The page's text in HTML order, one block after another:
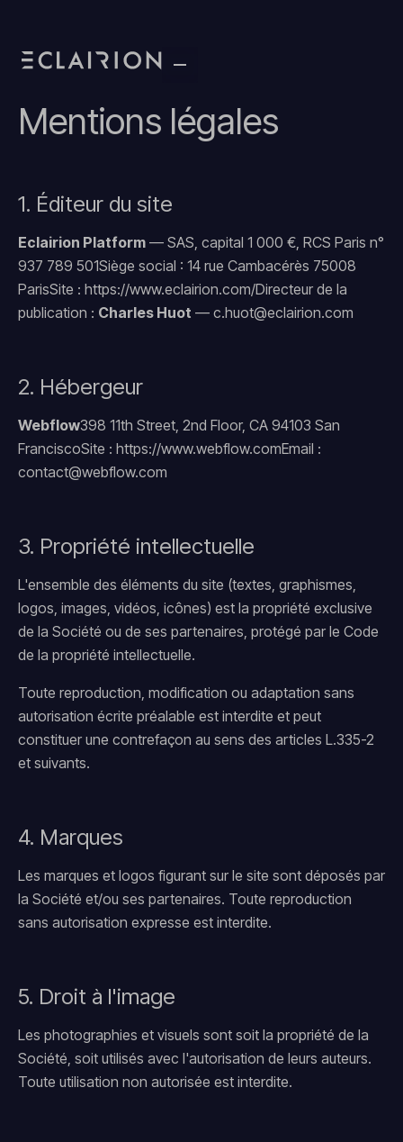
Mentions légales
1. Éditeur du site
Eclairion Platform — SAS, capital 1 000 €, RCS Paris n°
937 789 501Siège social : 14 rue Cambacérès 75008
ParisSite : https://www.eclairion.com/Directeur de la
publication : Charles Huot — c.huot@eclairion.com
2. Hébergeur
Webflow398 11th Street, 2nd Floor, CA 94103 San
FranciscoSite : https://www.webflow.comEmail :
contact@webflow.com
3. Propriété intellectuelle
L'ensemble des éléments du site (textes, graphismes,
logos, images, vidéos, icônes) est la propriété exclusive
de la Société ou de ses partenaires, protégé par le Code
de la propriété intellectuelle.
Toute reproduction, modification ou adaptation sans
autorisation écrite préalable est interdite et peut
constituer une contrefaçon au sens des articles L.335-2
et suivants.
4. Marques
Les marques et logos figurant sur le site sont déposés par
la Société et/ou ses partenaires. Toute reproduction
sans autorisation expresse est interdite.
5. Droit à l'image
Les photographies et visuels sont soit la propriété de la
Société, soit utilisés avec l'autorisation de leurs auteurs.
Toute utilisation non autorisée est interdite.